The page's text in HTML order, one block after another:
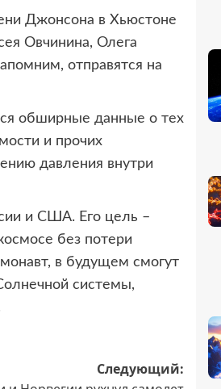
Джонсона в Хьюстоне
Овчинина, Олега
отправятся на
обширные данные о тех
и прочих
давления внутри
и США. Его цель –
без потери
в будущем смогут
системы,
Следующий: